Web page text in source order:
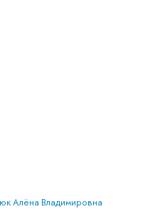
Алёна Владимировна